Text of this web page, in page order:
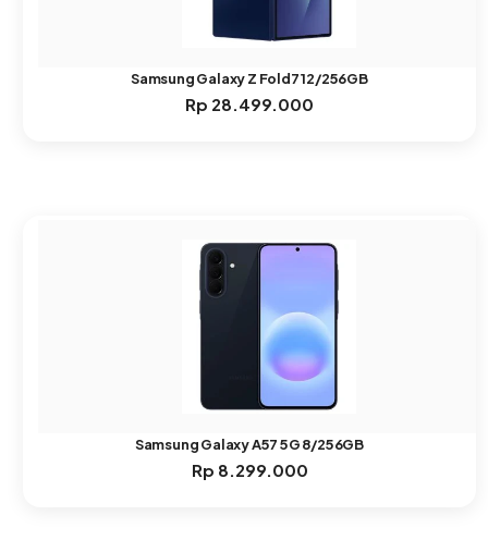
Samsung Galaxy Z Fold7 12/256GB
Rp 28.499.000
Samsung Galaxy A57 5G 8/256GB
Rp 8.299.000